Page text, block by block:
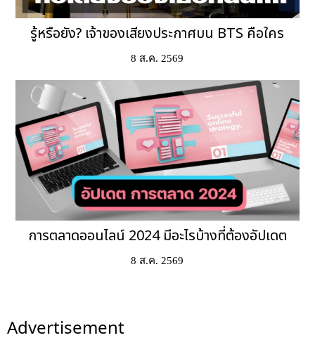
รู้หรือยัง? เจ้าของเสียงประกาศบน BTS คือใคร
8 ส.ค. 2569
การตลาดออนไลน์ 2024 มีอะไรบ้างที่ต้องอัปเดต
8 ส.ค. 2569
Advertisement